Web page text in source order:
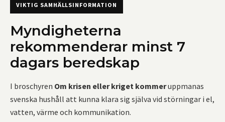
VIKTIG SAMHÄLLSINFORMATION
Myndigheterna
rekommenderar minst 7
dagars beredskap
I broschyren Om krisen eller kriget kommeruppmanas
svenska hushåll att kunna klara sig själva vid störningar i el,
vatten, värme och kommunikation.